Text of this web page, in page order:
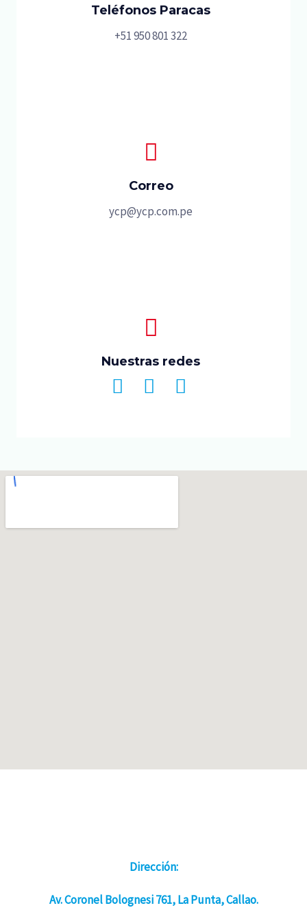
Teléfonos Paracas
+51 950 801 322
Correo
ycp@ycp.com.pe
Nuestras redes
Dirección:
Av. Coronel Bolognesi 761, La Punta, Callao.